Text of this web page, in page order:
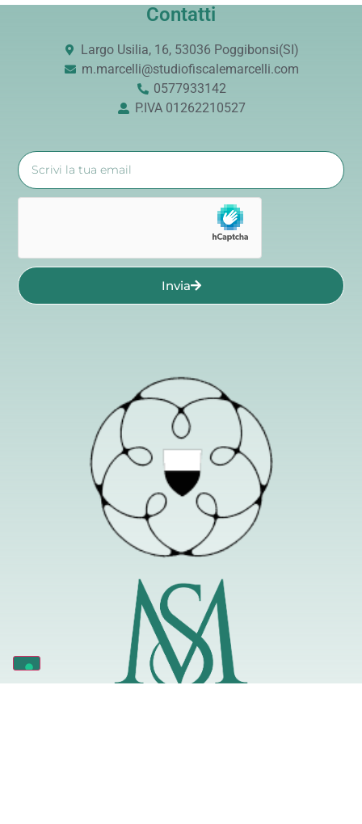
Contatti
Largo Usilia, 16, 53036 Poggibonsi(SI)
m.marcelli@studiofiscalemarcelli.com
0577933142
P.IVA 01262210527
Invia